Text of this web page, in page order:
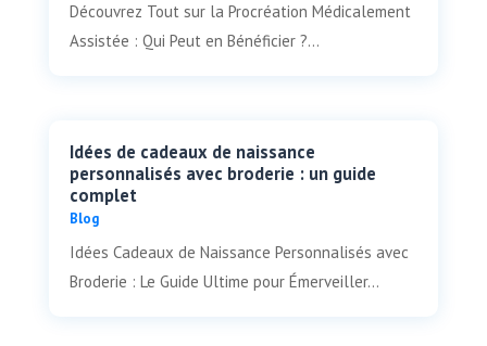
Découvrez Tout sur la Procréation Médicalement
Assistée : Qui Peut en Bénéficier ?...
Idées de cadeaux de naissance
personnalisés avec broderie : un guide
complet
Blog
Idées Cadeaux de Naissance Personnalisés avec
Broderie : Le Guide Ultime pour Émerveiller...